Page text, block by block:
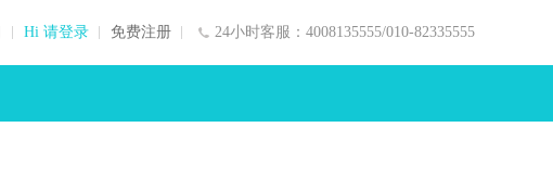
24小时客服：4008135555/010-82335555
Hi 请登录 免费注册